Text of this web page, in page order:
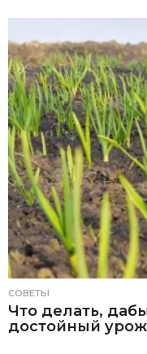
СОВЕТЫ
Что делать,
достойный